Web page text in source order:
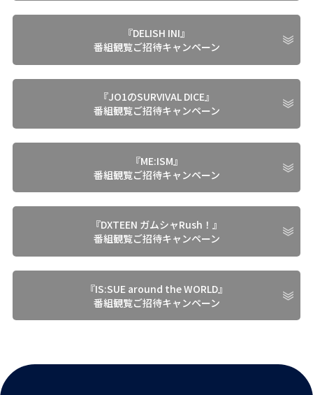
『DELISH INI』
番組観覧ご招待キャンペーン
『JO1のSURVIVAL DICE』
番組観覧ご招待キャンペーン
『ME:ISM』
番組観覧ご招待キャンペーン
『DXTEEN ガムシャRush！』
番組観覧ご招待キャンペーン
『IS:SUE around the WORLD』
番組観覧ご招待キャンペーン